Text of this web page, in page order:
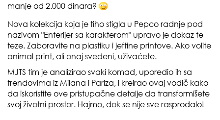
manje od 2.000 dinara?
Nova kolekcija koja je tiho stigla u Pepco radnje pod
nazivom "Enterijer sa karakterom" upravo je dokaz te
teze. Zaboravite na plastiku i jeftine printove. Ako volite
animal print, ali onaj svedeni, uživaćete.
MJTS tim je analizirao svaki komad, uporedio ih sa
trendovima iz Milana i Pariza, i kreirao ovaj vodič kako
da iskoristite ove pristupačne detalje da transformišete
svoj životni prostor. Hajmo, dok se nije sve rasprodalo!